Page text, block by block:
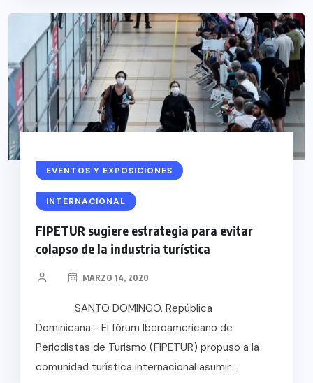
EVENTOS Y EXPOSICIONES
INTERNACIONAL
FIPETUR sugiere estrategia para evitar
colapso de la industria turística
MARZO 14, 2020
SANTO DOMINGO, República
Dominicana.- El fórum Iberoamericano de
Periodistas de Turismo (FIPETUR) propuso a la
comunidad turística internacional asumir...